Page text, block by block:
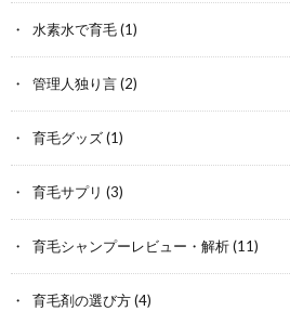
水素水で育毛(1)
管理人独り言(2)
育毛グッズ(1)
育毛サプリ (3)
育毛シャンプーレビュー・解析(11)
育毛剤の選び方(4)